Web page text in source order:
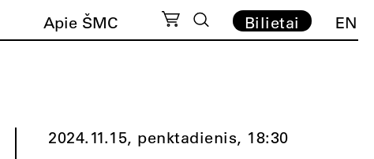
Apie ŠMC Bilietai EN
2024.11.15, penktadienis, 18:30